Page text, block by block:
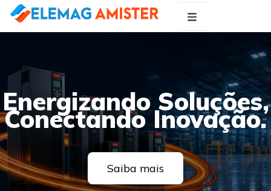
Energizando Soluções,
Conectando Inovação.
Saiba mais